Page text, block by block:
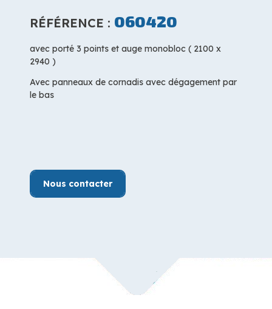
RÉFÉRENCE : 060420
avec porté 3 points et auge monobloc ( 2100 x
2940 )
Avec panneaux de cornadis avec dégagement par
le bas
Nous contacter